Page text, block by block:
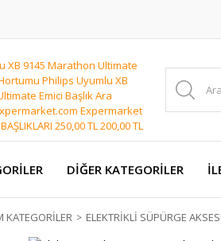
DİĞER KATEGORİLER
KATEGORİLER ELEKTRİKLİ SÜPÜRGE